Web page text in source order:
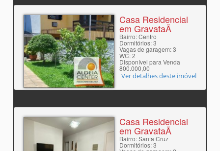
Casa Residencial
em GravataÃ­
Bairro: Centro
Dormitórios: 3
Vagas de garagem: 3
WC: 2
Disponível para Venda
800.000,00
Ver detalhes deste imóvel
Casa Residencial
em GravataÃ­
Bairro: Santa Cruz
Dormitórios: 3